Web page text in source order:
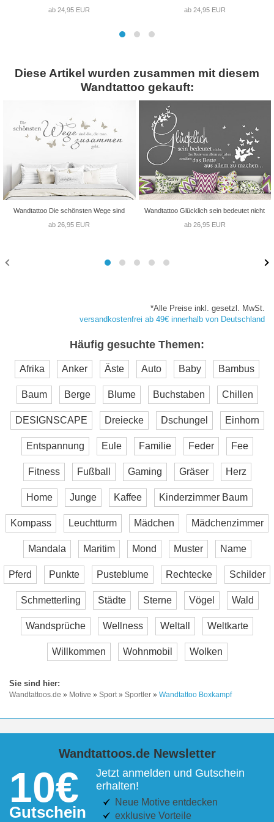
ab 24,95 EUR
ab 24,95 EUR
Diese Artikel wurden zusammen mit diesem
Wandtattoo gekauft:
Wandtattoo Die schönsten Wege sind
ab 26,95 EUR
Wandtattoo Glücklich sein bedeutet nicht
ab 26,95 EUR
*Alle Preise inkl. gesetzl. MwSt.
versandkostenfrei ab 49€ innerhalb von Deutschland
Häufig gesuchte Themen:
Afrika Anker Äste Auto Baby Bambus
Baum Berge Blume Buchstaben Chillen
DESIGNSCAPE Dreiecke Dschungel Einhorn
Entspannung Eule Familie Feder Fee
Fitness Fußball Gaming Gräser Herz
Home Junge Kaffee Kinderzimmer Baum
Kompass Leuchtturm Mädchen Mädchenzimmer
Mandala Maritim Mond Muster Name
Pferd Punkte Pusteblume Rechtecke Schilder
Schmetterling Städte Sterne Vögel Wald
Wandsprüche Wellness Weltall Weltkarte
Willkommen Wohnmobil Wolken
Wandtattoos.de » Motive » Sport » Sportler » Wandtattoo Boxkampf
Wandtattoos.de Newsletter
10€
Gutschein
Jetzt anmelden und Gutschein
erhalten!
Neue Motive entdecken
exklusive Vorteile